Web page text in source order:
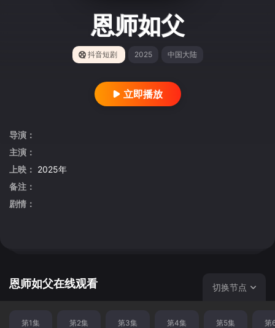
恩师如父
抖音短剧 2025 中国大陆
立即播放
导演：
主演：
上映： 2025年
备注：
剧情：
恩师如父在线观看 切换节点
第1集 第2集 第3集 第4集 第5集 第